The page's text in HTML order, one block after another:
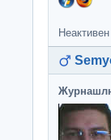
Неактивен